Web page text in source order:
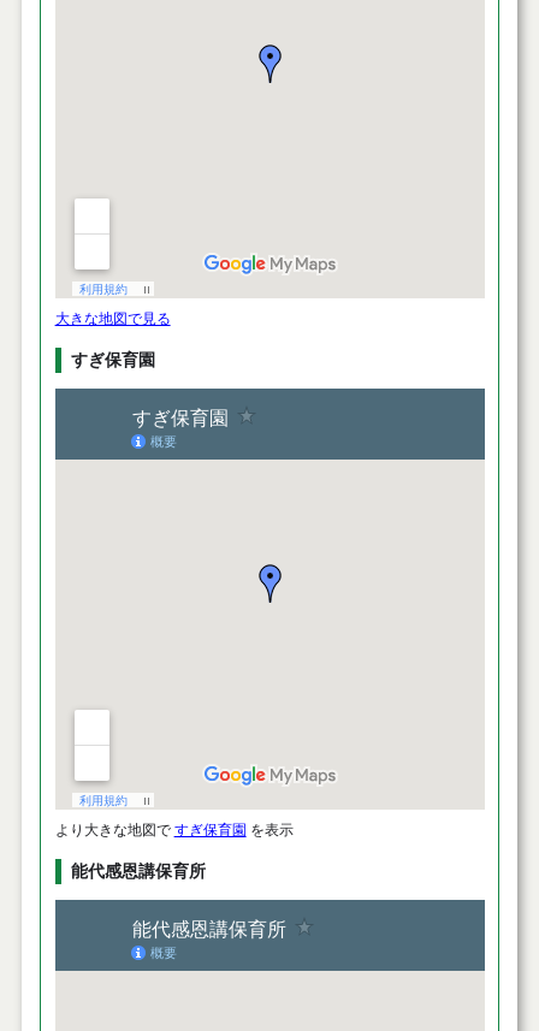
大きな地図で見る
すぎ保育園
より大きな地図で すぎ保育園 を表示
能代感恩講保育所